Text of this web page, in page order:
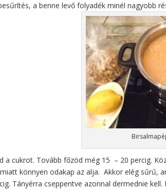
a benne levő folyadék minél nagyobb
a cukrot. Tovább főzöd még 15 – 20 percig.
könnyen odakap az alja. Akkor elég sűrű,
Tányérra cseppentve azonnal dermednie